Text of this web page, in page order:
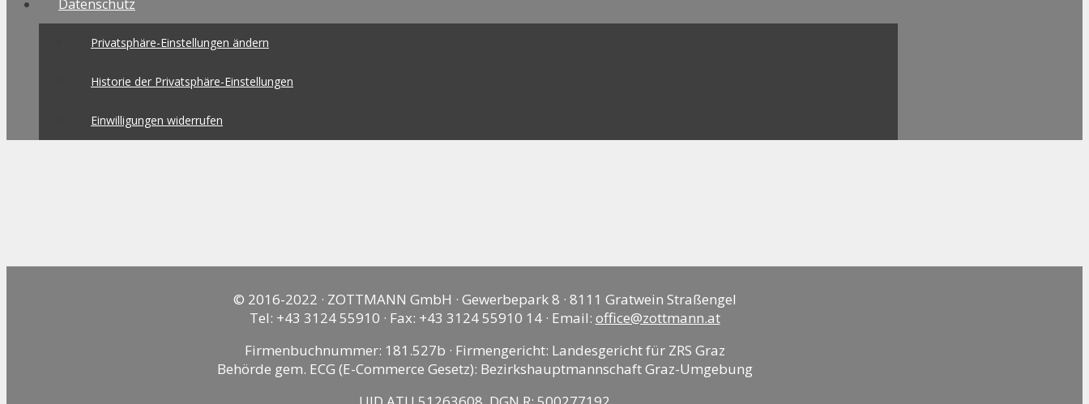
Datenschutz
Privatsphäre-Einstellungen ändern
Historie der Privatsphäre-Einstellungen
Einwilligungen widerrufen
© 2016-2022 · ZOTTMANN GmbH · Gewerbepark 8 · 8111 Gratwein Straßengel
Tel: +43 3124 55910 · Fax: +43 3124 55910 14 · Email: office@zottmann.at
Firmenbuchnummer: 181.527b · Firmengericht: Landesgericht für ZRS Graz
Behörde gem. ECG (E-Commerce Gesetz): Bezirkshauptmannschaft Graz-Umgebung